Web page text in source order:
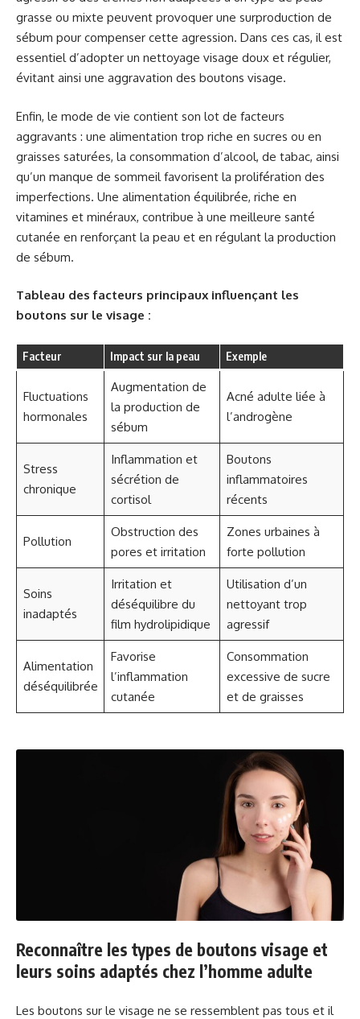
grasse ou mixte peuvent provoquer une surproduction de
sébum pour compenser cette agression. Dans ces cas, il est
essentiel d’adopter un nettoyage visage doux et régulier,
évitant ainsi une aggravation des boutons visage.
Enfin, le mode de vie contient son lot de facteurs
aggravants : une alimentation trop riche en sucres ou en
graisses saturées, la consommation d’alcool, de tabac, ainsi
qu’un manque de sommeil favorisent la prolifération des
imperfections. Une alimentation équilibrée, riche en
vitamines et minéraux, contribue à une meilleure santé
cutanée en renforçant la peau et en régulant la production
de sébum.
Tableau des facteurs principaux influençant les
boutons sur le visage :
Facteur Impact sur la peau Exemple
Fluctuations
hormonales
Augmentation de
la production de
sébum
Acné adulte liée à
l’androgène
Stress
chronique
Inflammation et
sécrétion de
cortisol
Boutons
inflammatoires
récents
Pollution
Obstruction des
pores et irritation
Zones urbaines à
forte pollution
Soins
inadaptés
Irritation et
déséquilibre du
film hydrolipidique
Utilisation d’un
nettoyant trop
agressif
Alimentation
déséquilibrée
Favorise
l’inflammation
cutanée
Consommation
excessive de sucre
et de graisses
Reconnaître les types de boutons visage et
leurs soins adaptés chez l’homme adulte
Les boutons sur le visage ne se ressemblent pas tous et il